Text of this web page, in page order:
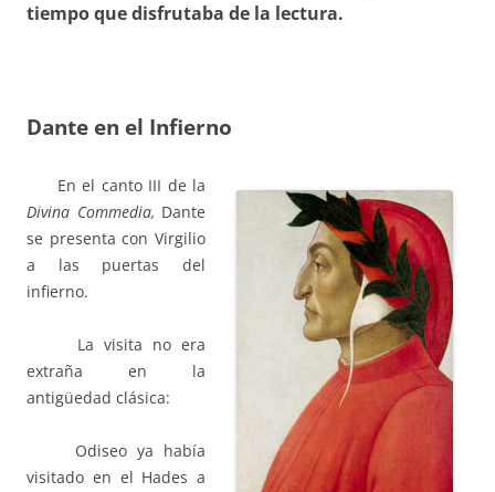
tiempo que disfrutaba de la lectura.
Dante en el Infierno
En el canto III de la
Divina Commedia, Dante
se presenta con Virgilio
a las puertas del
infierno.
La visita no era
extraña en la
antigüedad clásica:
Odiseo ya había
visitado en el Hades a